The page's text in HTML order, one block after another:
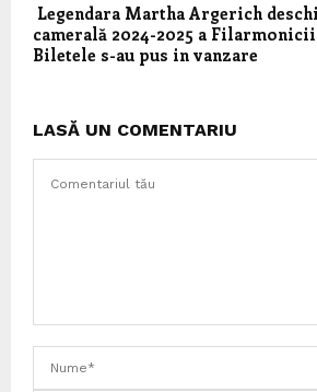
Legendara Martha Argerich
camerală 2024-2025 a Filarmonicii
Biletele s-au pus in vanzare
LASĂ UN COMENTARIU